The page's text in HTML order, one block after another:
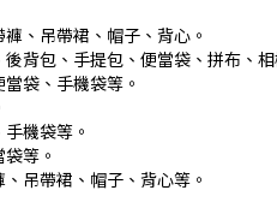
、吊帶裙、帽子、背心。
背包、手提包、便當袋、拼布、
袋、手機袋等。
機袋等。
等。
吊帶裙、帽子、背心等。